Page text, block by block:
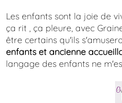
Les enfants sont la joie de
ça rit , ça pleure, avec
être certains qu'ils
enfants et ancienne
langage des enfants ne